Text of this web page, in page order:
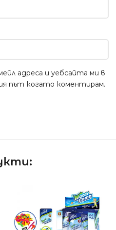
адреса и уебсайта ми в
път когато коментирам.